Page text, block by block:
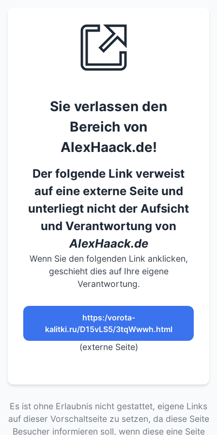
Sie verlassen den
Bereich von
AlexHaack.de!
Der folgende Link verweist
auf eine externe Seite und
unterliegt nicht der Aufsicht
und Verantwortung von
AlexHaack.de
Wenn Sie den folgenden Link anklicken,
geschieht dies auf Ihre eigene
Verantwortung.
https:/vorota-
kalitki.ru/D15vLS5/3tqWwwh.html
(externe Seite)
Es ist ohne Erlaubnis nicht gestattet, eigene Links
auf dieser Vorschaltseite zu setzen, da diese Seite
Besucher informieren soll, wenn diese eine Seite